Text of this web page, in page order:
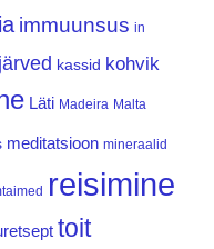
immuunsus in
järved kassid kohvik
Läti Madeira Malta
meditatsioon mineraalid
reisimine
toit